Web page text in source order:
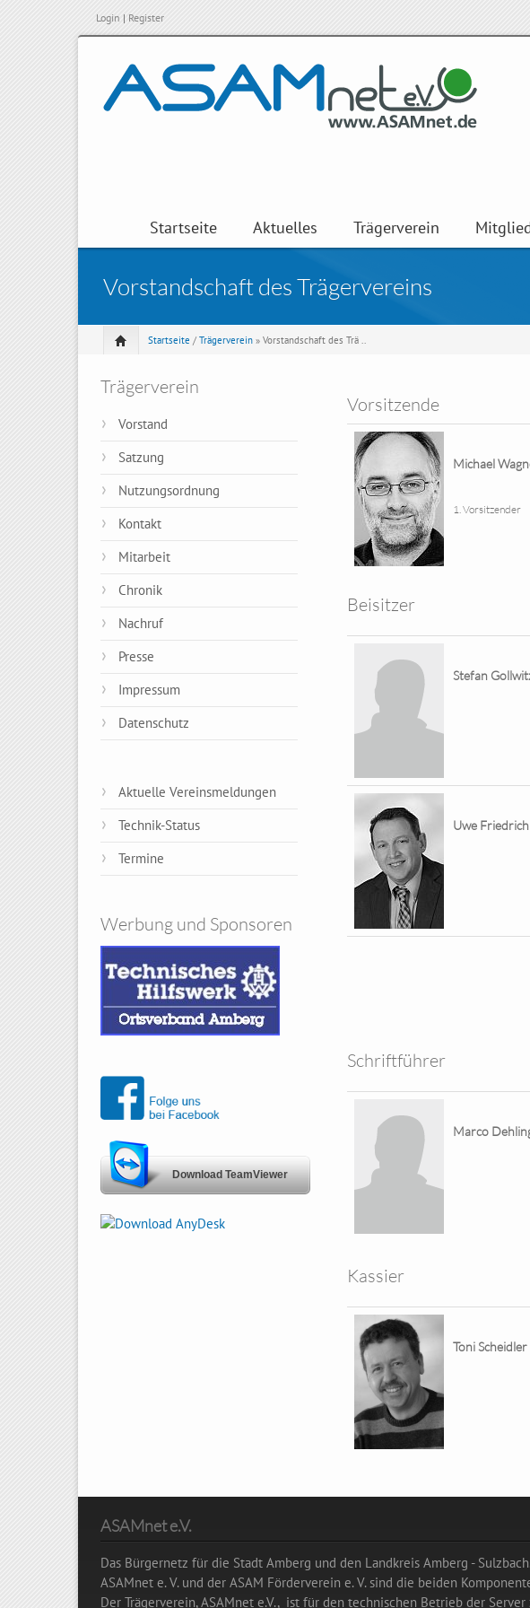
Login | Register
Startseite Aktuelles Trägerverein
Vorstandschaft des Trägervereins
Startseite / Trägerverein » Vorstandschaft des Trä ..
Trägerverein
Vorstand
Satzung
Nutzungsordnung
Kontakt
Mitarbeit
Chronik
Nachruf
Presse
Impressum
Datenschutz
Aktuelle Vereinsmeldungen
Technik-Status
Termine
Werbung und Sponsoren
Download TeamViewer
Vorsitzende
Michael
1. Vorsitzender
Beisitzer
Stefan
Uwe Friedrich
Schriftführer
Marco
Kassier
Toni Scheidler
ASAMnet e.V.
Das Bürgernetz für die Stadt Amberg und den Landkreis Amberg -
ASAMnet e. V. und der ASAM Förderverein e. V. sind die beiden
Der Trägerverein, ASAMnet e.V., ist für den technischen Betrieb der